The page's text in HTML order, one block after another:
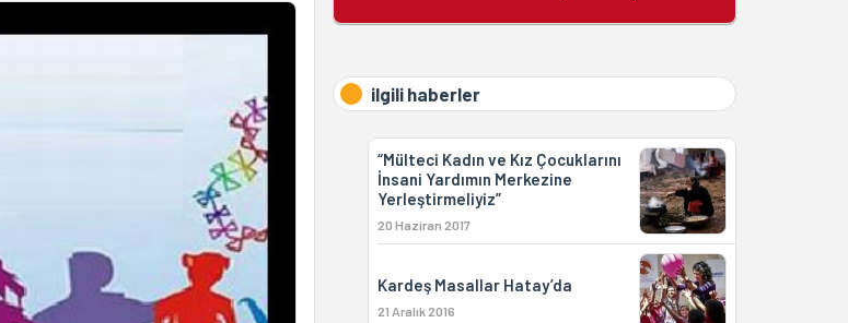
ilgili haberler
“Mülteci Kadın ve Kız Çocuklarını
İnsani Yardımın Merkezine
Yerleştirmeliyiz”
20 Haziran 2017
Kardeş Masallar Hatay’da
21 Aralık 2016